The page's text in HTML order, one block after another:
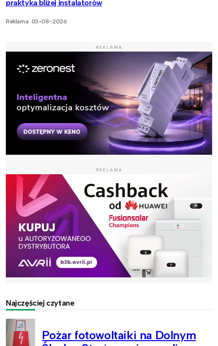
praktyka bliżej instalatorów
Reklama 03-08-2026
REKLAMA
REKLAMA
Najczęściej czytane
Pożar fotowoltaiki na Dolnym